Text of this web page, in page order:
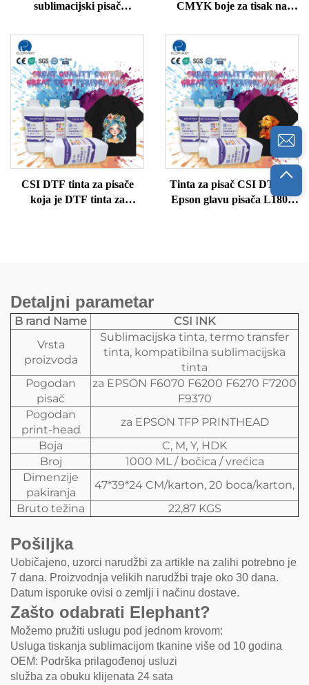
sublimacijski pisač
prijenosom topline
CMYK boje za tisak na
prijenosom 1L po boci
CSI DTF tinta za pisače
koja je DTF tinta za
Tinta za pisač CSI DTF za
Epson glavu pisača L1800
Detaljni parametar
B rand Name
CSI INK
Vrsta
proizvoda
Sublimacijska tinta, termo transfer
tinta, kompatibilna sublimacijska
tinta
Pogodan
pisač
za EPSON F6070 F6200 F6270 F7200
F9370
Pogodan
print-head
za EPSON TFP PRINTHEAD
Boja
C, M, Y, HDK
Broj
1000 ML / bočica / vrećica
Dimenzije
pakiranja
47*39*24 CM/karton, 20 boca/karton,
Bruto težina
22,87 KGS
Pošiljka
Uobičajeno, uzorci narudžbi za artikle na zalihi potrebno je
7 dana. Proizvodnja velikih narudžbi traje oko 30 dana.
Datum isporuke ovisi o zemlji i načinu dostave.
Zašto odabrati Elephant?
Možemo pružiti uslugu pod jednom krovom:
Usluga tiskanja sublimacijom tkanine više od 10 godina
OEM: Podrška prilagođenoj usluzi
služba za obuku klijenata 24 sata